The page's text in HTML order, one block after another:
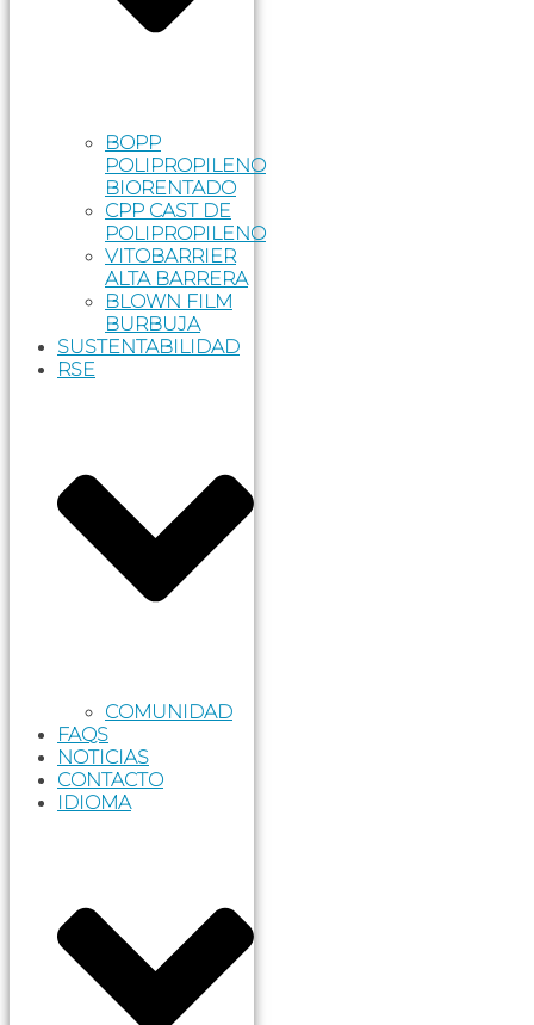
BOPP
POLIPROPILENO
BIORENTADO
CPP CAST DE
POLIPROPILENO
VITOBARRIER
ALTA BARRERA
BLOWN FILM
BURBUJA
SUSTENTABILIDAD
RSE
COMUNIDAD
FAQS
NOTICIAS
CONTACTO
IDIOMA